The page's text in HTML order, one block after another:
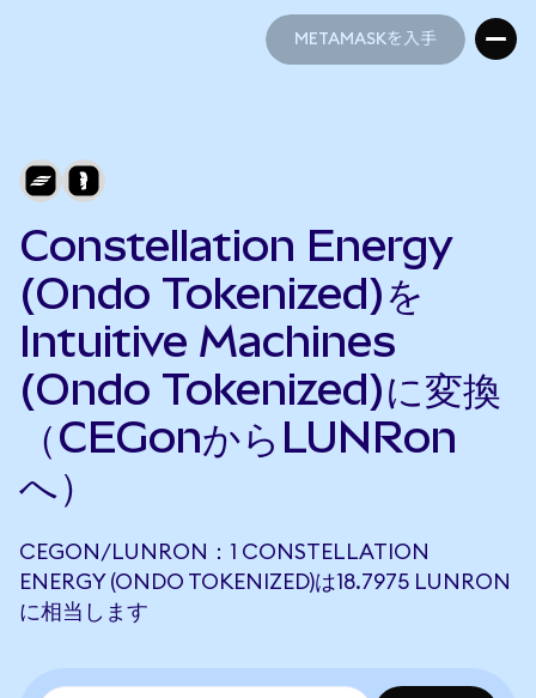
METAMASKを入手
Constellation Energy
(Ondo Tokenized)を
Intuitive Machines
(Ondo Tokenized)に変換
（CEGonからLUNRon
へ）
CEGON/LUNRON：1 CONSTELLATION
ENERGY (ONDO TOKENIZED)は18.7975 LUNRON
に相当します